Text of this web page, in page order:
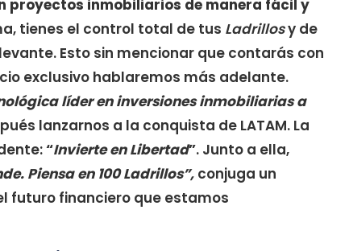
proyectos inmobiliarios de manera fácil y
tienes el control total de tus Ladrillosy de
Esto sin mencionar que contarás con
exclusivo hablaremos más adelante.
líder en inversiones inmobiliarias a
lanzarnos a la conquista de LATAM. La
“Invierte en Libertad”. Junto a ella,
Piensa en 100 Ladrillos”, conjuga un
futuro financiero que estamos